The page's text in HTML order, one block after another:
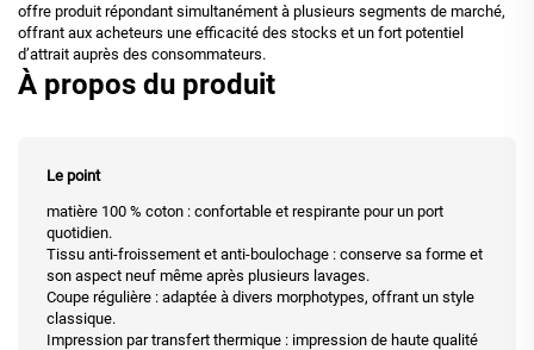
offre produit répondant simultanément à plusieurs segments de marché,
offrant aux acheteurs une efficacité des stocks et un fort potentiel
d’attrait auprès des consommateurs.
À propos du produit
Le point
matière 100 % coton : confortable et respirante pour un port
quotidien.
Tissu anti-froissement et anti-boulochage : conserve sa forme et
son aspect neuf même après plusieurs lavages.
Coupe régulière : adaptée à divers morphotypes, offrant un style
classique.
Impression par transfert thermique : impression de haute qualité